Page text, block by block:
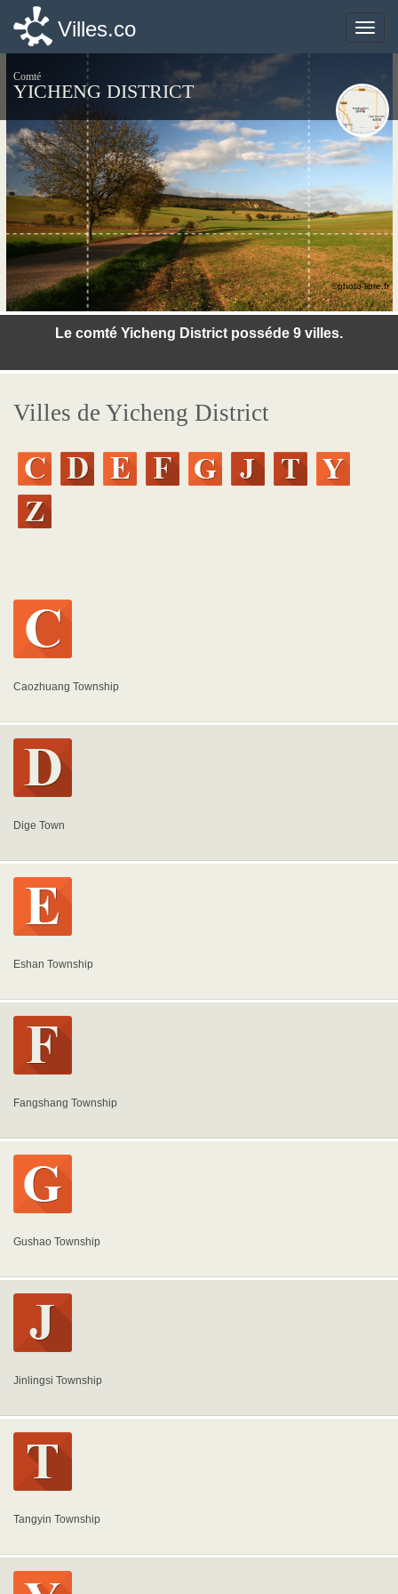
Toggle
Villes.co
Comté
YICHENG DISTRICT
Le comté Yicheng District posséde 9 villes.
©photo-libre.fr
Villes de Yicheng District
Caozhuang Township
Dige Town
Eshan Township
Fangshang Township
Gushao Township
Jinlingsi Township
Tangyin Township
Toggle
Villes.co